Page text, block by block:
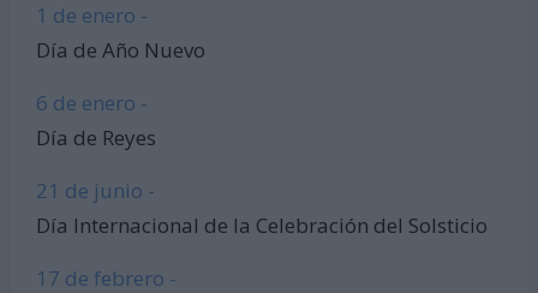
1 de enero -
Día de Año Nuevo
6 de enero -
Día de Reyes
21 de junio -
Día Internacional de la Celebración del Solsticio
17 de febrero -